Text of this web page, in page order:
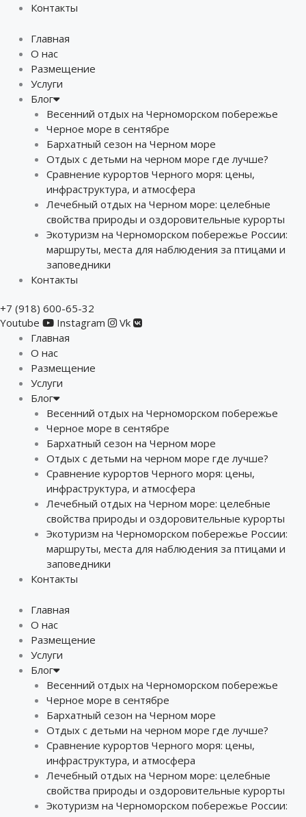
Контакты
Главная
О нас
Размещение
Услуги
Блог
Весенний отдых на Черноморском побережье
Черное море в сентябре
Бархатный сезон на Черном море
Отдых с детьми на черном море где лучше?
Сравнение курортов Черного моря: цены,
инфраструктура, и атмосфера
Лечебный отдых на Черном море: целебные
свойства природы и оздоровительные курорты
Экотуризм на Черноморском побережье России:
маршруты, места для наблюдения за птицами и
заповедники
Контакты
+7 (918) 600-65-32
Youtube
Instagram
Vk
Главная
О нас
Размещение
Услуги
Блог
Весенний отдых на Черноморском побережье
Черное море в сентябре
Бархатный сезон на Черном море
Отдых с детьми на черном море где лучше?
Сравнение курортов Черного моря: цены,
инфраструктура, и атмосфера
Лечебный отдых на Черном море: целебные
свойства природы и оздоровительные курорты
Экотуризм на Черноморском побережье России:
маршруты, места для наблюдения за птицами и
заповедники
Контакты
Главная
О нас
Размещение
Услуги
Блог
Весенний отдых на Черноморском побережье
Черное море в сентябре
Бархатный сезон на Черном море
Отдых с детьми на черном море где лучше?
Сравнение курортов Черного моря: цены,
инфраструктура, и атмосфера
Лечебный отдых на Черном море: целебные
свойства природы и оздоровительные курорты
Экотуризм на Черноморском побережье России: